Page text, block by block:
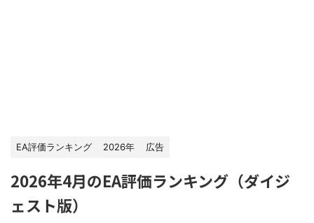
EA評価ランキング 2026年 広告
2026年4月のEA評価ランキング（ダイジ
ェスト版）